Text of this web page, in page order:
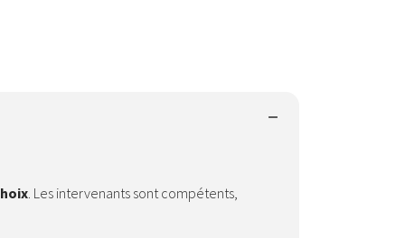
. Les intervenants sont compétents,